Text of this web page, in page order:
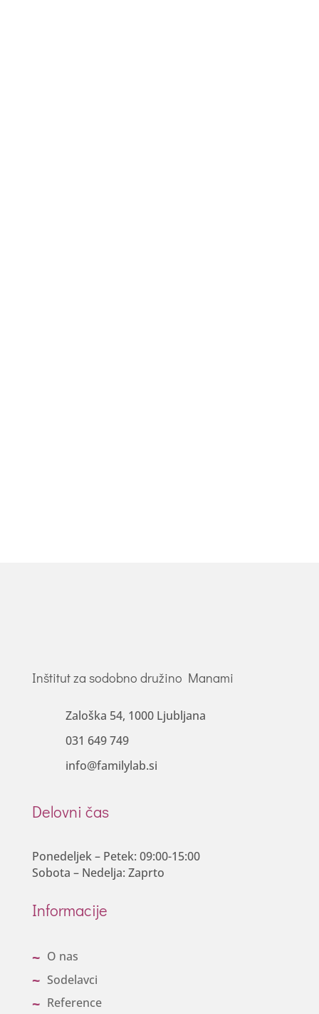
Inštitut za sodobno družino Manami
Zaloška 54, 1000 Ljubljana
031 649 749
info@familylab.si
Delovni čas
Ponedeljek – Petek: 09:00-15:00
Sobota – Nedelja: Zaprto
Informacije
O nas
Sodelavci
Reference